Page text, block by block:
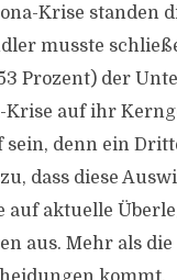
Krise standen
musste
Prozent) der
auf ihr
denn ein
dass diese
auf aktuelle
aus. Mehr als die